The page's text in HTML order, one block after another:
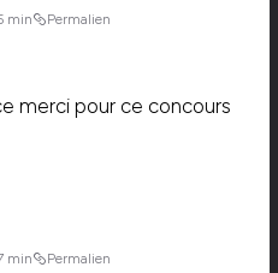
min Permalien
merci pour ce concours
min Permalien